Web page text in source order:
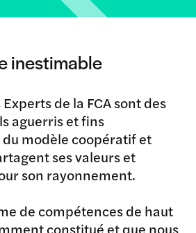
inestimable
de la FCA sont des
aguerris et fins
modèle coopératif et
ses valeurs et
son rayonnement.
de compétences de haut
constitué et que nous